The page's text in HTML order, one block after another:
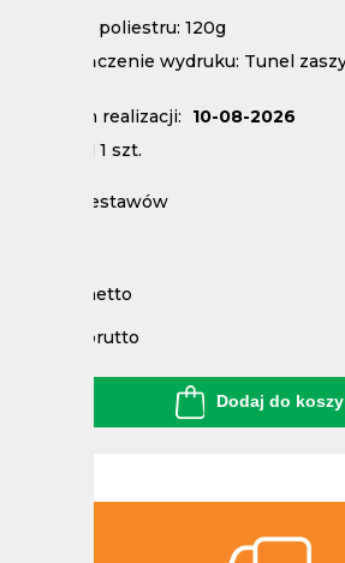
Rodzaj poliestru: 120g
Wykończenie wydruku: Tunel
Termin realizacji:
10-08-2026
Nakład 1 szt.
Ilość zestawów
Cena netto
Cena brutto
Dodaj do